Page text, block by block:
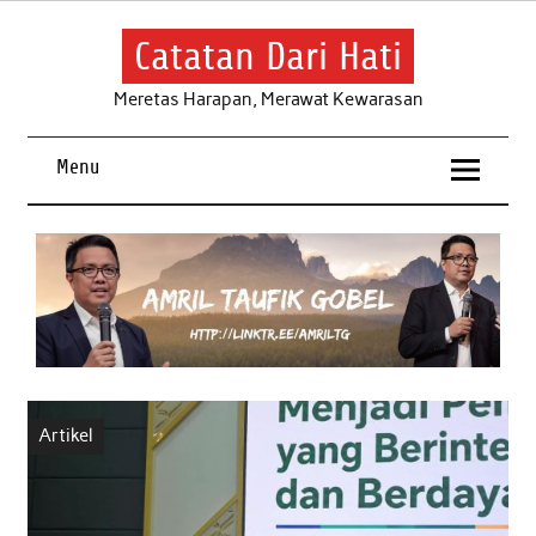
Skip
Catatan Dari Hati
Meretas Harapan, Merawat Kewarasan
Menu
Artikel